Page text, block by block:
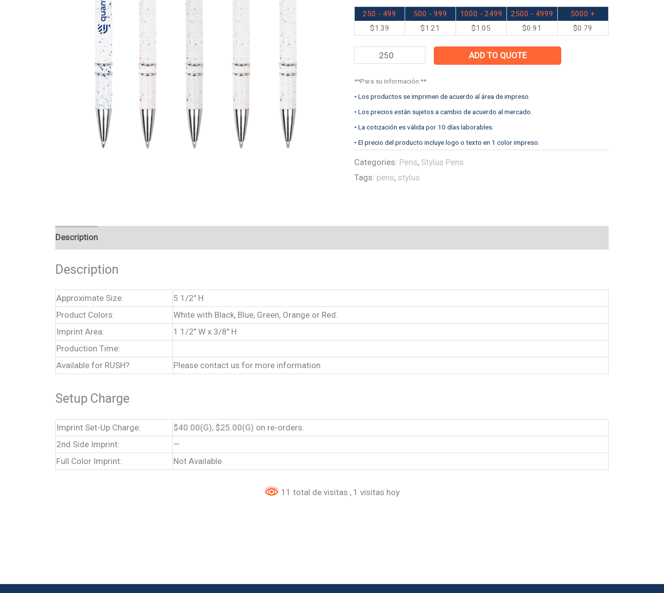
250 - 499 500 - 999 1000 - 2499 2500 - 4999
5000 +
$1.39 $1.21 $1.05 $0.91 $0.79
ADD TO QUOTE
**Para su información:**
• Los productos se imprimen de acuerdo al área de impreso.
• Los precios están sujetos a cambio de acuerdo al mercado.
• La cotización es válida por 10 días laborables.
• El precio del producto incluye logo o texto en 1 color impreso.
Categories: Pens, Stylus Pens
Tags: pens, stylus
Description
Description
Approximate Size:
5 1/2″ H
Product Colors:
White with Black, Blue, Green, Orange or Red.
Imprint Area:
1 1/2″ W x 3/8″ H
Production Time:
Available for RUSH?
Please contact us for more information
Setup Charge
Imprint Set-Up Charge:
$40.00(G), $25.00(G) on re-orders.
2nd Side Imprint:
—
Full Color Imprint:
Not Available
11 total de visitas , 1 visitas hoy